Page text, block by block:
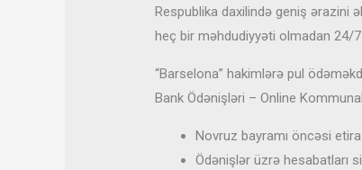
Respublika daxilində geniş ərazini
heç bir məhdudiyyəti olmadan 24/
“Barselona” hakimlərə pul
Bank Ödənişləri – Online
Novruz bayramı öncəsi
Ödənişlər üzrə hesabatları